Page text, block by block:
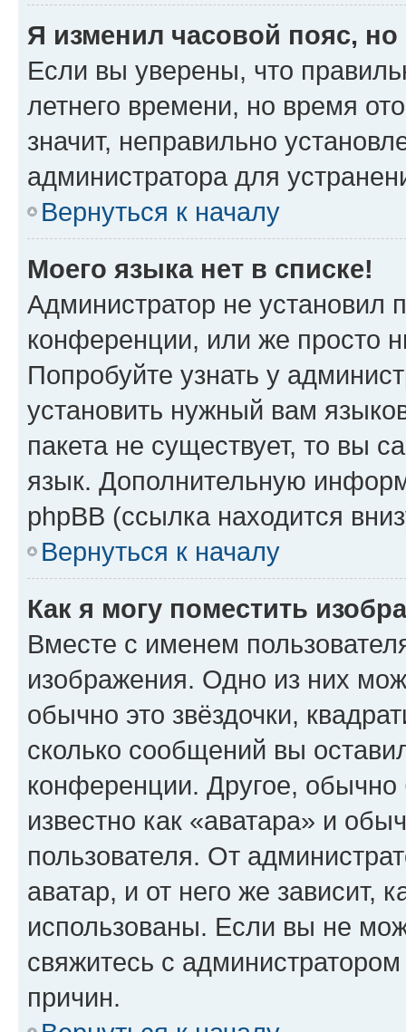
Я изменил часовой пояс,
Если вы уверены, что
летнего времени, но время
значит, неправильно
администратора для
Вернуться к началу
Моего языка нет в списке!
Администратор не установил
конференции, или же просто
Попробуйте узнать у
установить нужный вам
пакета не существует, то вы
язык. Дополнительную
phpBB (ссылка находится
Вернуться к началу
Как я могу поместить
Вместе с именем
изображения. Одно из них
обычно это звёздочки,
сколько сообщений вы
конференции. Другое,
известно как «аватара» и
пользователя. От
аватар, и от него же зависит,
использованы. Если вы не
свяжитесь с
причин.